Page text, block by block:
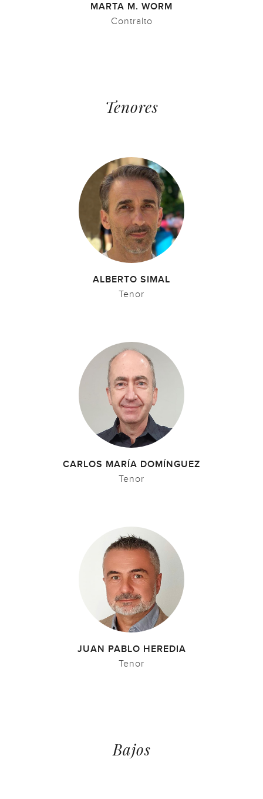
MARTA M. WORM
Contralto
Tenores
ALBERTO SIMAL
Tenor
CARLOS MARÍA DOMÍNGUEZ
Tenor
JUAN PABLO HEREDIA
Tenor
Bajos